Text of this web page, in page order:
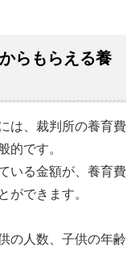
らもらえる養
は、裁判所の養育費
的です。
いる金額が、養育費
ができます。
の人数、子供の年齢